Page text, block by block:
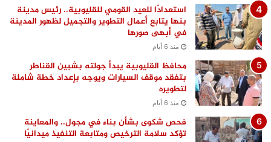
استعدادًا للعيد القومي للقليوبية.. رئيس مدينة
بنها يتابع أعمال التطوير والتجميل لظهور المدينة
في أبهى صورها
منذ 6 أيام
محافظ القليوبية يبدأ جولته بشبين القناطر
بتفقد موقف السيارات ويوجه بإعداد خطة شاملة
لتطويره
منذ 6 أيام
فحص شكوى بشأن بناء في مجول.. والمعاينة
تؤكد سلامة الترخيص ومتابعة التنفيذ ميدانيًا